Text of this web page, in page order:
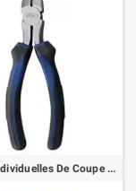
Pinces Individuelles De Coupe Diagonal 160mm FORD